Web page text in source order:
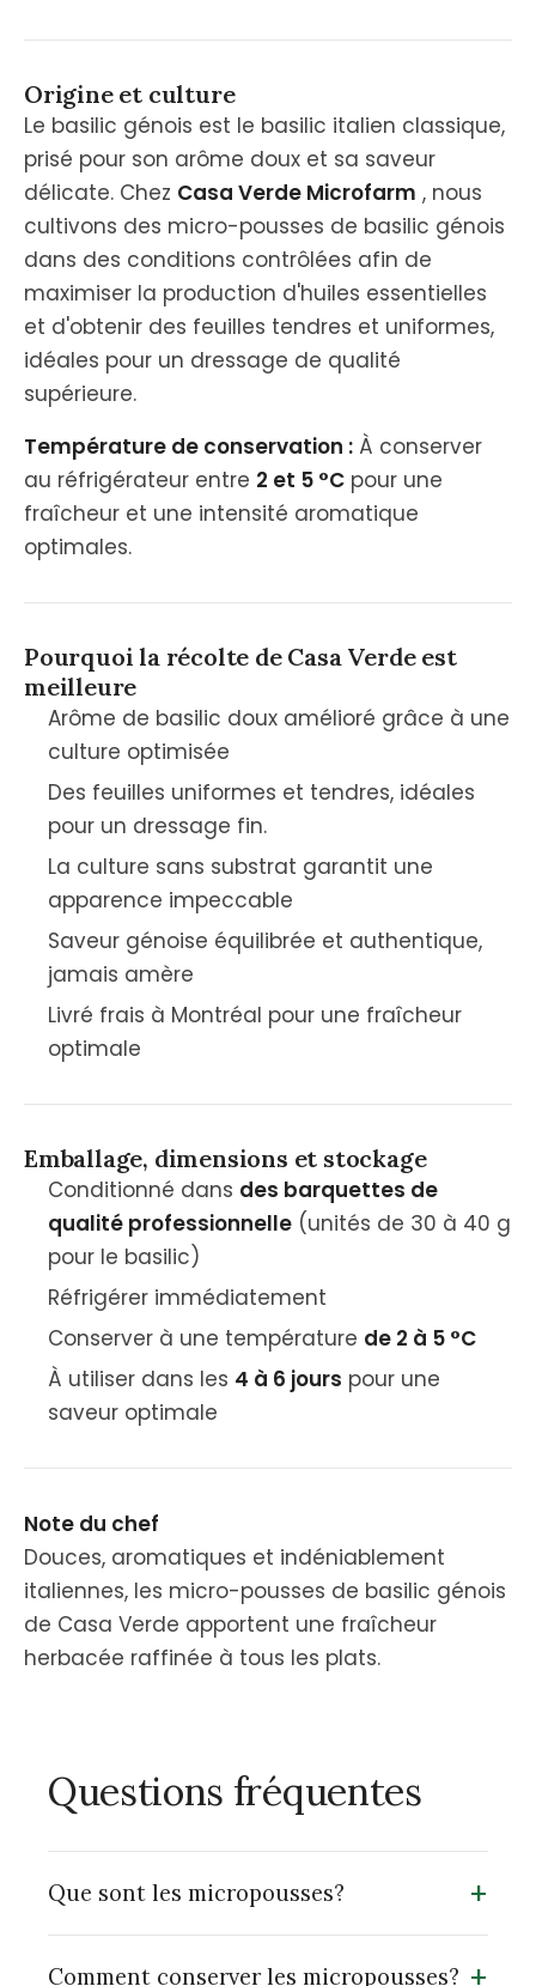
Origine et culture
Le basilic génois est le basilic italien classique,
prisé pour son arôme doux et sa saveur
délicate. Chez Casa Verde Microfarm , nous
cultivons des micro-pousses de basilic génois
dans des conditions contrôlées afin de
maximiser la production d'huiles essentielles
et d'obtenir des feuilles tendres et uniformes,
idéales pour un dressage de qualité
supérieure.
Température de conservation : À conserver
au réfrigérateur entre 2 et 5 °C pour une
fraîcheur et une intensité aromatique
optimales.
Pourquoi la récolte de Casa Verde est
meilleure
Arôme de basilic doux amélioré grâce à une
culture optimisée
Des feuilles uniformes et tendres, idéales
pour un dressage fin.
La culture sans substrat garantit une
apparence impeccable
Saveur génoise équilibrée et authentique,
jamais amère
Livré frais à Montréal pour une fraîcheur
optimale
Emballage, dimensions et stockage
Conditionné dans des barquettes de
qualité professionnelle (unités de 30 à 40 g
pour le basilic)
Réfrigérer immédiatement
Conserver à une température de 2 à 5 °C
À utiliser dans les 4 à 6 jours pour une
saveur optimale
Note du chef
Douces, aromatiques et indéniablement
italiennes, les micro-pousses de basilic génois
de Casa Verde apportent une fraîcheur
herbacée raffinée à tous les plats.
Questions fréquentes
Que sont les micropousses? +
Comment conserver les micropousses?